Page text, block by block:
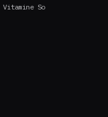
Vitamine So